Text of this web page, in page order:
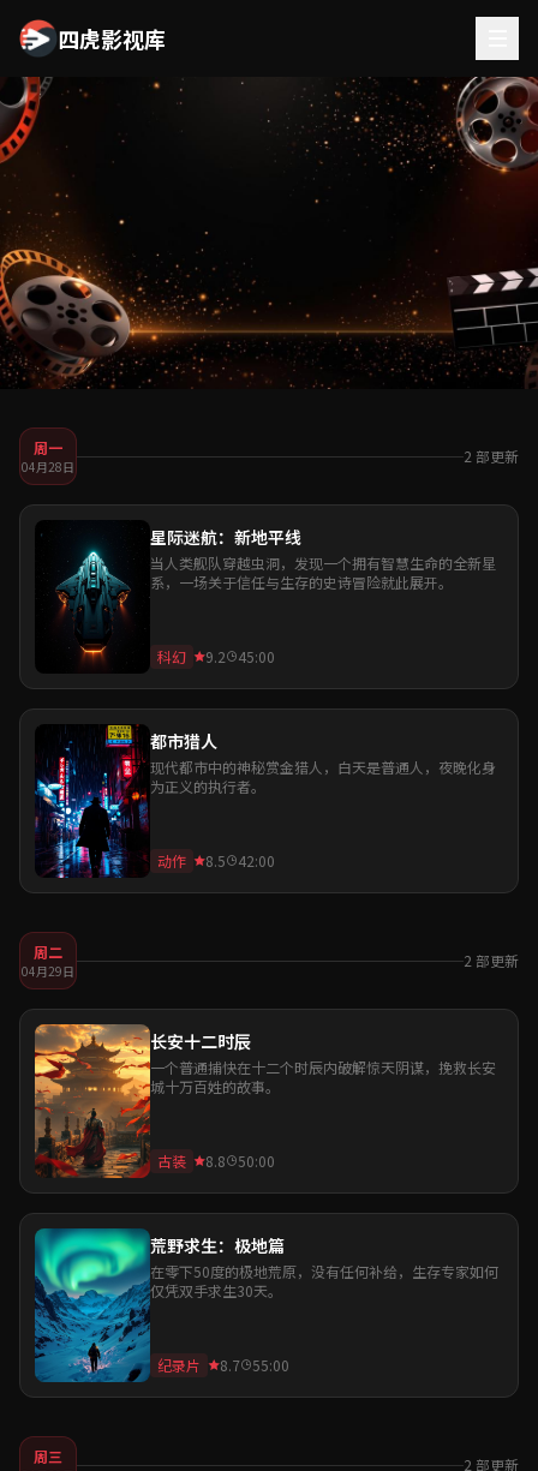
四虎影视库
四虎影视库每日更新追踪，精彩永不间断
周一
04月28日 2 部更新
星际迷航：新地平线
当人类舰队穿越虫洞，发现一个拥有智慧生命的全新星
系，一场关于信任与生存的史诗冒险就此展开。
科幻 9.2 45:00
都市猎人
现代都市中的神秘赏金猎人，白天是普通人，夜晚化身
为正义的执行者。
动作 8.5 42:00
周二
04月29日 2 部更新
长安十二时辰
一个普通捕快在十二个时辰内破解惊天阴谋，挽救长安
城十万百姓的故事。
古装 8.8 50:00
荒野求生：极地篇
在零下50度的极地荒原，没有任何补给，生存专家如何
仅凭双手求生30天。
纪录片 8.7 55:00
周三 2 部更新